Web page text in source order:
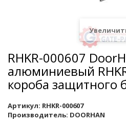
RHKR-000607
алюминиевый
короба защитного
Артикул: RHKR-000607
Производитель: DOORHAN